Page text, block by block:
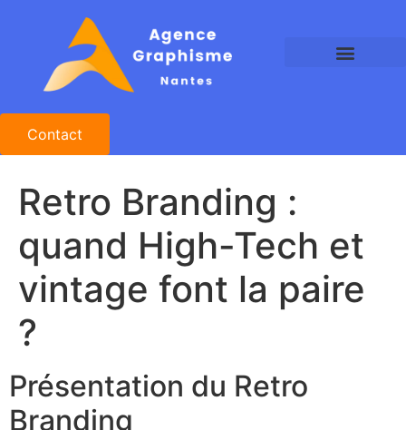
Contact
Retro Branding :
quand High-Tech et
vintage font la paire
?
Présentation du Retro
Branding